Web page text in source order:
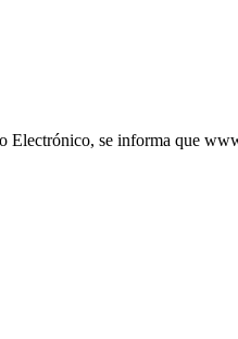
se informa que